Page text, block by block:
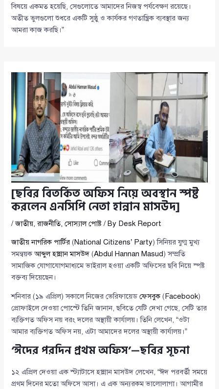
বিষয়ে একমত হয়েছি, সেগুলোতে আমাদের নিজস্ব পর্যবেক্ষণ রয়েছে।
অতীত ভুলগুলো শুধরে একটি সুষ্ঠু ও কার্যকর গণতান্ত্রিক ব্যবস্থার জন্য
আমরা কাজ করছি।”
[ছবির বিতর্কিত অফিস নিয়ে অবস্থান স্পষ্ট
করলেন এনসিপি নেতা হান্নান মাসউদ]
/জাতীয়,রাজনীতি,সোস্যাল পোষ্ট / By Desk Report
জাতীয় নাগরিক পার্টির (National Citizens’ Party) সিনিয়র যুগ্ম মুখ্য
সমন্বয়কআব্দুল হান্নান মাসউদ (Abdul Hannan Masud) সম্প্রতি
সামাজিক যোগাযোগমাধ্যমে ভাইরাল হওয়া একটি অফিসের ছবি নিয়ে স্পষ্ট
বক্তব্য দিয়েছেন।
শনিবার (১৯ এপ্রিল) সকালে নিজের ভেরিফায়েডফেসবুক( Facebook)
প্রোফাইলে দেওয়া পোস্টে তিনি জানান, ছবিতে যেটি দেখা গেছে, সেটি তার
ব্যক্তিগত অফিস নয় বরং দলের অস্থায়ী কার্যালয়। তিনি লেখেন, “ওটা
আমার ব্যক্তিগত অফিস নয়, এটা আমাদের দলের অস্থায়ী কার্যালয়।”
‘ঈদের পরদিন প্রথম অফিস’—ছবির সূচনা
১২ এপ্রিল দেওয়া এক স্ট্যাটাসে হান্নান মাসউদ লেখেন, “ঈদ পরবর্তী সময়ে
প্রথম দিনের মতো অফিসে আসা। এ এক অন্যরকম ভালোলাগা। আগামীর